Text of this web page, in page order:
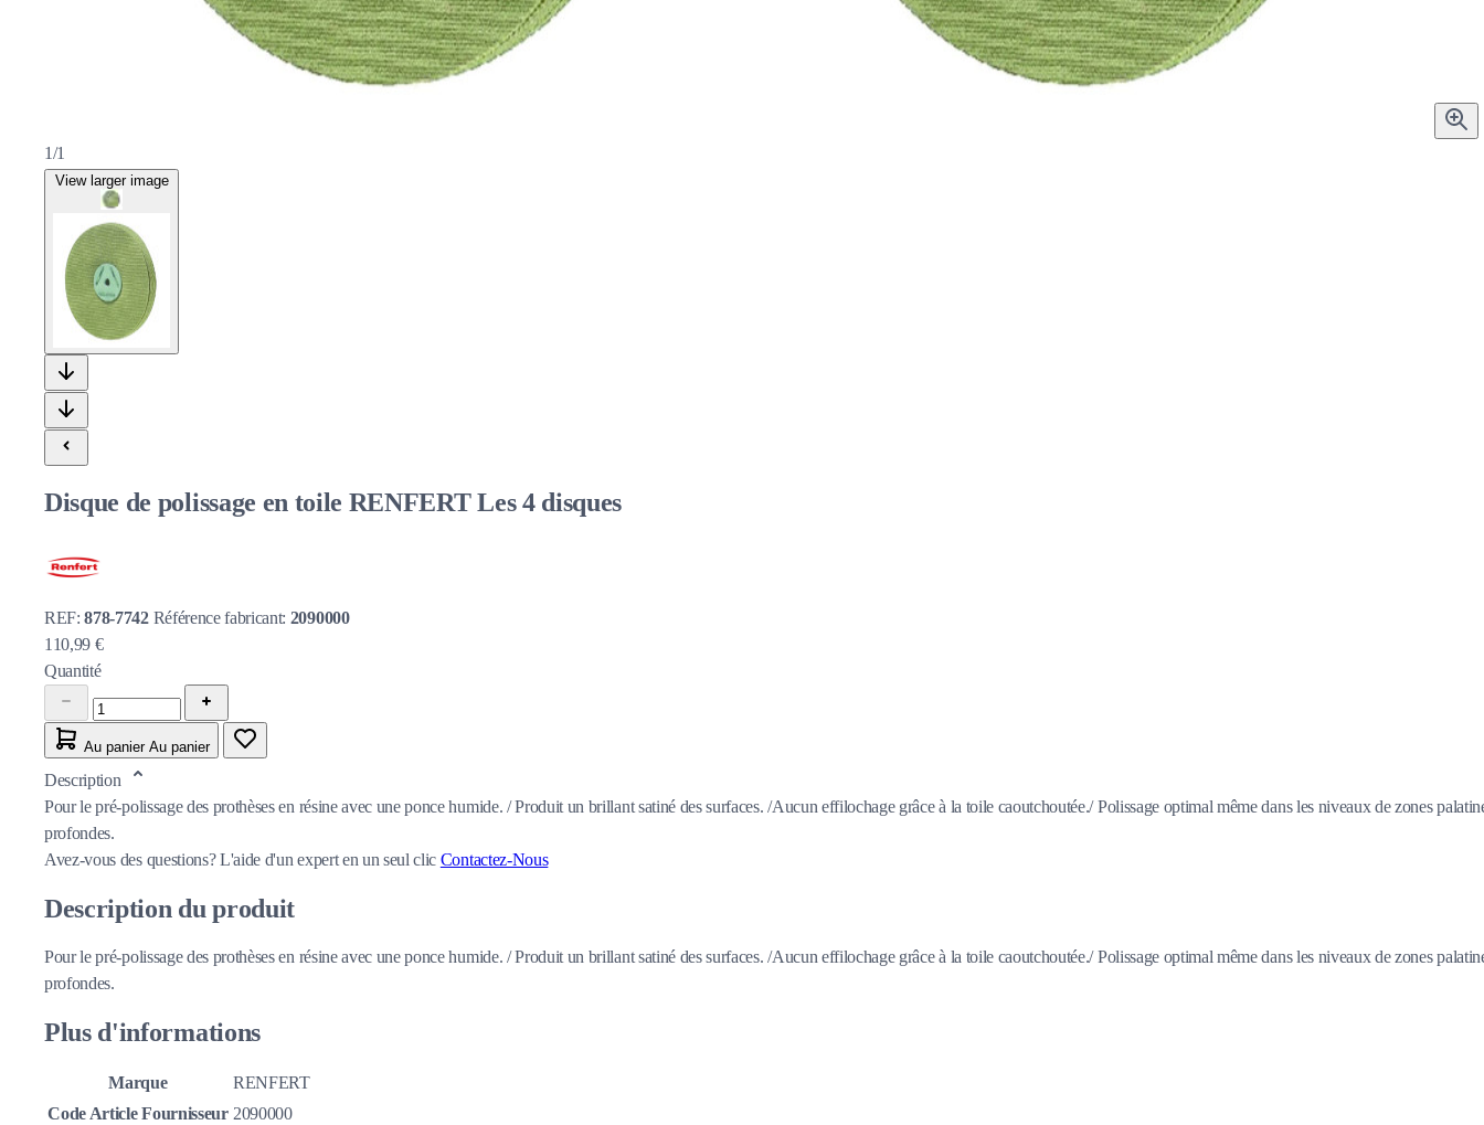
1/1
View larger image
Disque de polissage en toile RENFERT Les 4 disques
REF:878-7742 Référence fabricant: 2090000
110,99 €
Quantité
Au panier Au panier
Description
Pour le pré-polissage des prothèses en résine avec une ponce humide. / Produit un brillant satiné des surfaces. /Aucun effilochage grâce à la toile caoutchoutée./ Polissage optimal même dans les niveaux de zones
profondes.
Avez-vous des questions?L'aide d'un expert en un seul clic Contactez-Nous
Description du produit
Pour le pré-polissage des prothèses en résine avec une ponce humide. / Produit un brillant satiné des surfaces. /Aucun effilochage grâce à la toile caoutchoutée./ Polissage optimal même dans les niveaux de zones
profondes.
Plus d'informations
Marque
RENFERT
Code Article Fournisseur 2090000